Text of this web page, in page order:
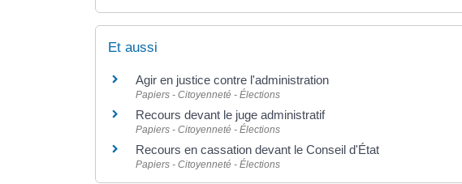
Et aussi
Agir en justice contre l'administration
Papiers - Citoyenneté - Élections
Recours devant le juge administratif
Papiers - Citoyenneté - Élections
Recours en cassation devant le Conseil d'État
Papiers - Citoyenneté - Élections